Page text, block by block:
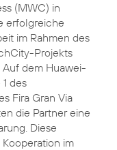
(MWC) in
erfolgreiche
im Rahmen des
Projekts
dem Huawei-
des
Fira Gran Via
die Partner eine
Diese
im